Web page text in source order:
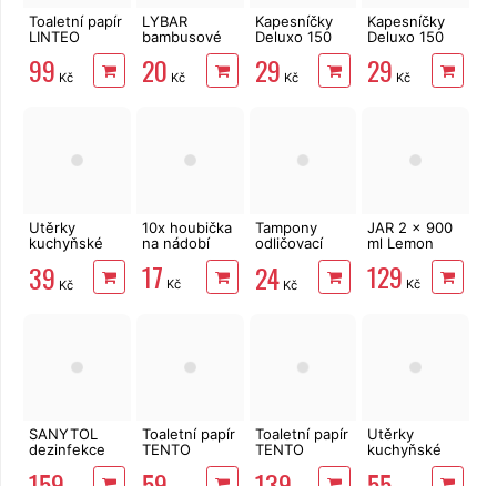
Toaletní papír
LINTEO
3vrstvý 16
rolí, 240 m
99 Kč
LYBAR
bambusové
tyčinky 200
ks
20 Kč
Kapesníčky
Deluxo 150
ks 3vrstvé v
krabičce,
zvířátka
29 Kč
Kapesníčky
Deluxo 150
ks 3vrstvé v
krabičce,
šedé květy
29 Kč
Utěrky
kuchyňské
Clean
2vrstvé, 4
39 Kč
10x houbička
na nádobí
17 Kč
Tampony
odličovací
LINTEO 120
ks
24Kč
JAR 2 x 900
ml Lemon
129 Kč
SANYTOL
dezinfekce
na prádlo 1,5 l
Toaletní papír
TENTO
3vrstvý 8 rolí,
Toaletní papír
TENTO
Delicate
Utěrky
kuchyňské
TENTO Extra
Strong